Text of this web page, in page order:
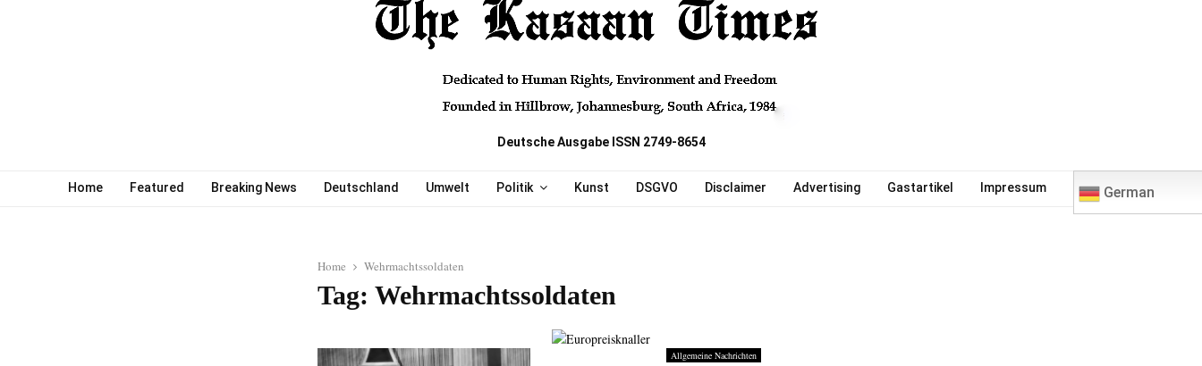
Deutsche Ausgabe ISSN 2749-8654
Home Featured Breaking News Deutschland Umwelt Politik Kunst DSGVO Disclaimer Advertising Gastartikel Impressum German
Home Wehrmachtssoldaten
Tag: Wehrmachtssoldaten
Allgemeine Nachrichten